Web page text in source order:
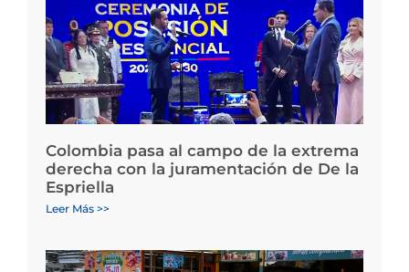
Colombia pasa al campo de la extrema
derecha con la juramentación de De la
Espriella
Leer Más >>